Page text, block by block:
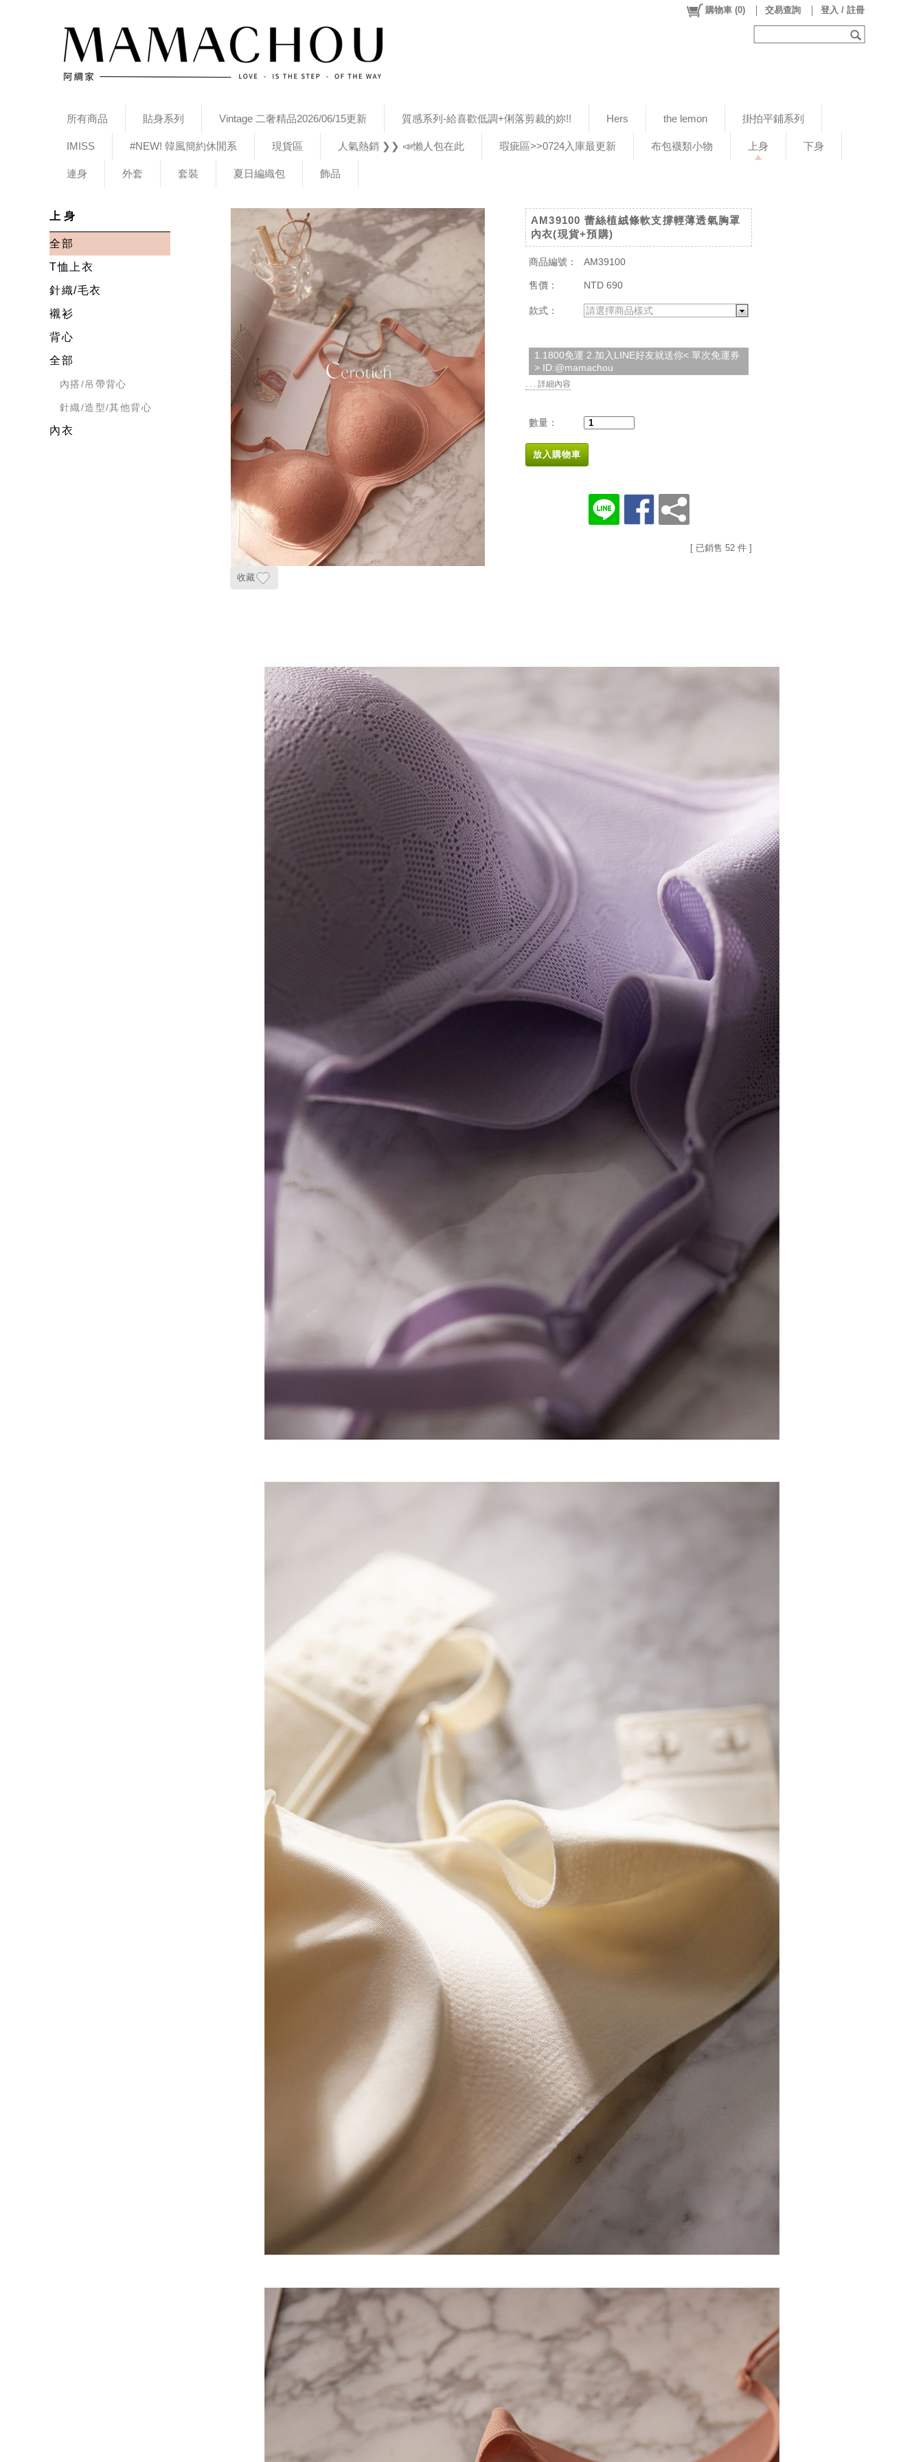
所有商品 貼身系列 Vintage 二奢精品2026/06/15更新 質感系列-給喜歡低調+俐落剪裁的妳!! Hers the lemon 掛拍平鋪系列
IMISS #NEW! 韓風簡約休閒系 現貨區 人氣熱銷 ❯❯ 📣懶人包在此 瑕疵區>>0724入庫最更新 布包襪類小物 上身 下身
連身 外套 套裝 夏日編織包 飾品
購物車 (0) 交易查詢 登入 / 註冊
上身
全部
T恤上衣
針織/毛衣
襯衫
背心
全部
內搭/吊帶背心
針織/造型/其他背心
內衣
收藏
AM39100 蕾絲植絨條軟支撐輕薄透氣胸罩
內衣(現貨+預購)
商品編號： AM39100
售價： NTD 690
款式： 請選擇商品樣式
1.1800免運 2.加入LINE好友就送你< 單次免運券
> ID:@mamachou
. . . 詳細內容
數量：
放入購物車
[ 已銷售 52 件 ]